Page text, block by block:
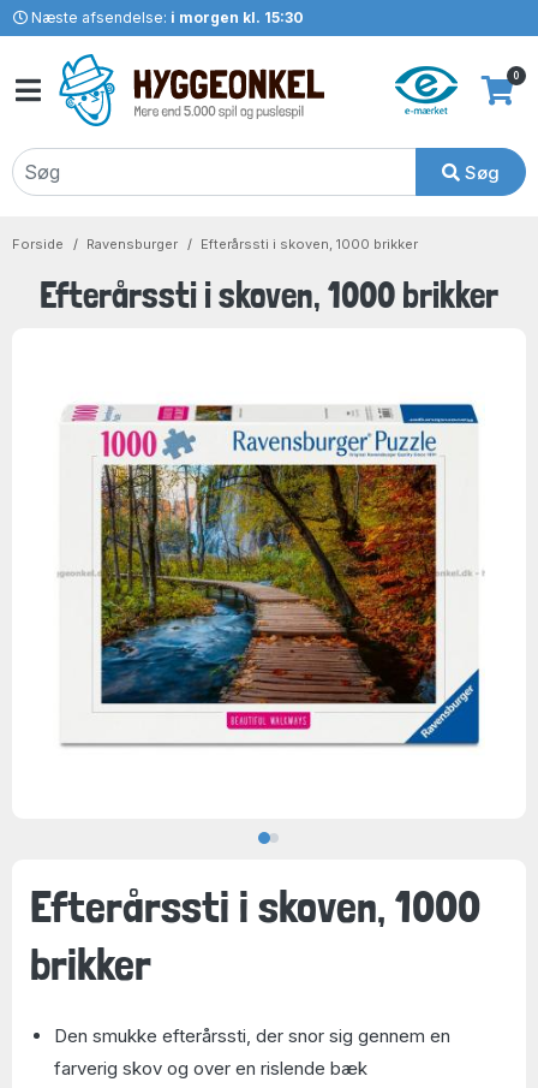
Næste afsendelse: i morgen kl. 15:30
Søg
0
Forside Ravensburger Efterårssti i skoven, 1000 brikker
Efterårssti i skoven, 1000 brikker
Efterårssti i skoven, 1000
brikker
Den smukke efterårssti, der snor sig gennem en
farverig skov og over en rislende bæk